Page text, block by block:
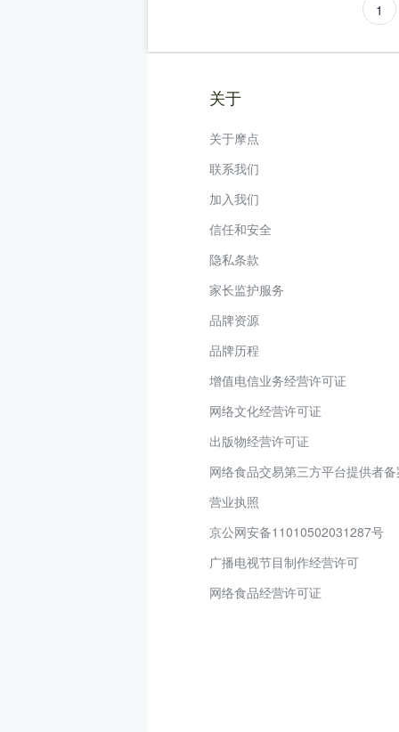
1
关于
关于摩点
联系我们
加入我们
信任和安全
隐私条款
家长监护服务
品牌资源
品牌历程
增值电信业务经营许可证
网络文化经营许可证
出版物经营许可证
网络食品交易第三方平台提供者
营业执照
京公网安备11010502031287号
广播电视节目制作经营许可
网络食品经营许可证